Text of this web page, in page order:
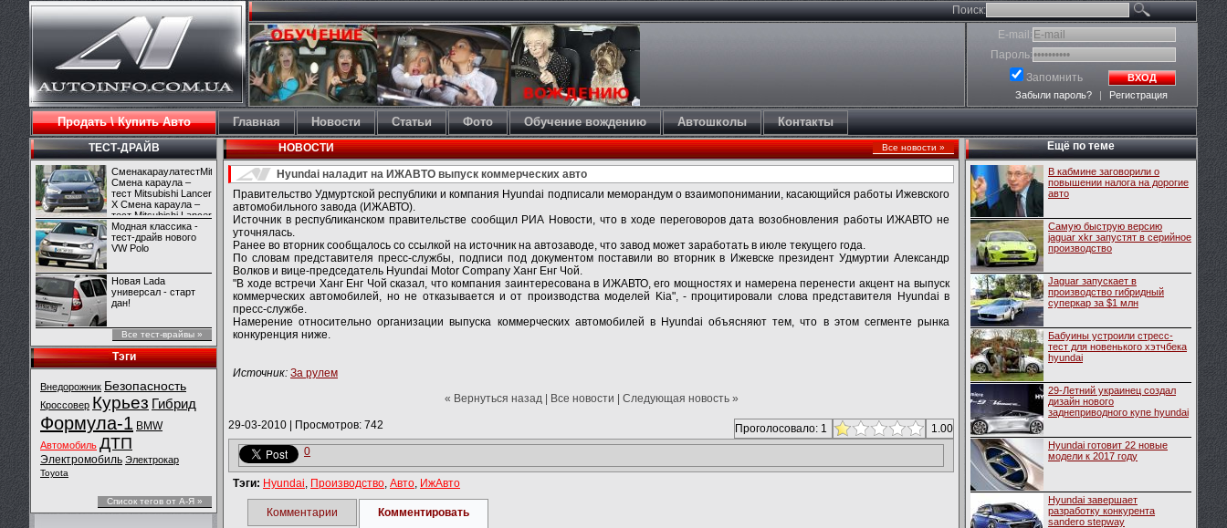
Поиск:
E-mail:
Пароль:
Запомнить
ВХОД
Забыли пароль?
| Регистрация
Продать \ Купить Авто Главная Новости Статьи Фото Обучение вождению Автошколы Контакты
ТЕСТ-ДРАЙВ
СменакараулатестMitsubishiLancerX
Смена караула –
тест Mitsubishi Lancer
X Смена караула –
тест Mitsubishi Lancer
X
Модная классика -
тест-драйв нового
VW Polo
Новая Lada
универсал - старт
дан!
Все тест-врайвы »
Тэги
Внедорожник Безопасность
Кроссовер Курьез Гибрид
Формула-1 BMW
Автомобиль ДТП
Электромобиль Электрокар
Toyota
Список тегов от А-Я »
НОВОСТИ Все новости »
Hyundai наладит на ИЖАВТО выпуск коммерческих авто
Правительство Удмуртской республики и компания Hyundai подписали меморандум о взаимопонимании, касающийся работы Ижевского
автомобильного завода (ИЖАВТО).
Источник в республиканском правительстве сообщил РИА Новости, что в ходе переговоров дата возобновления работы ИЖАВТО не
уточнялась.
Ранее во вторник сообщалось со ссылкой на источник на автозаводе, что завод может заработать в июле текущего года.
По словам представителя пресс-службы, подписи под документом поставили во вторник в Ижевске президент Удмуртии Александр
Волков и вице-председатель Hyundai Motor Company Ханг Енг Чой.
"В ходе встречи Ханг Енг Чой сказал, что компания заинтересована в ИЖАВТО, его мощностях и намерена перенести акцент на выпуск
коммерческих автомобилей, но не отказывается и от производства моделей Kia", - процитировали слова представителя Hyundai в
пресс-службе.
Намерение относительно организации выпуска коммерческих автомобилей в Hyundai объясняют тем, что в этом сегменте рынка
конкуренция ниже.
Источник: За рулем
« Вернуться назад| Все новости Следующая новость »
29-03-2010 Просмотров: 742 Проголосовало: 1
1.00
0
Тэги: Hyundai, Производство, Авто, ИжАвто
Комментарии Комментировать
Ещё по теме
В кабмине заговорили о
повышении налога на дорогие
авто
Самую быструю версию
jaguar xkr запустят в серийное
производство
Jaguar запускает в
производство гибридный
суперкар за $1 млн
Бабуины устроили стресс-
тест для новенького хэтчбека
hyundai
29-Летний украинец создал
дизайн нового
заднеприводного купе hyundai
Hyundai готовит 22 новые
модели к 2017 году
Hyundai завершает
разработку конкурента
sandero stepway